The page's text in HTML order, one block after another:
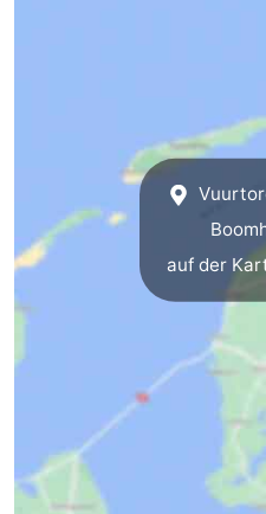
auf der